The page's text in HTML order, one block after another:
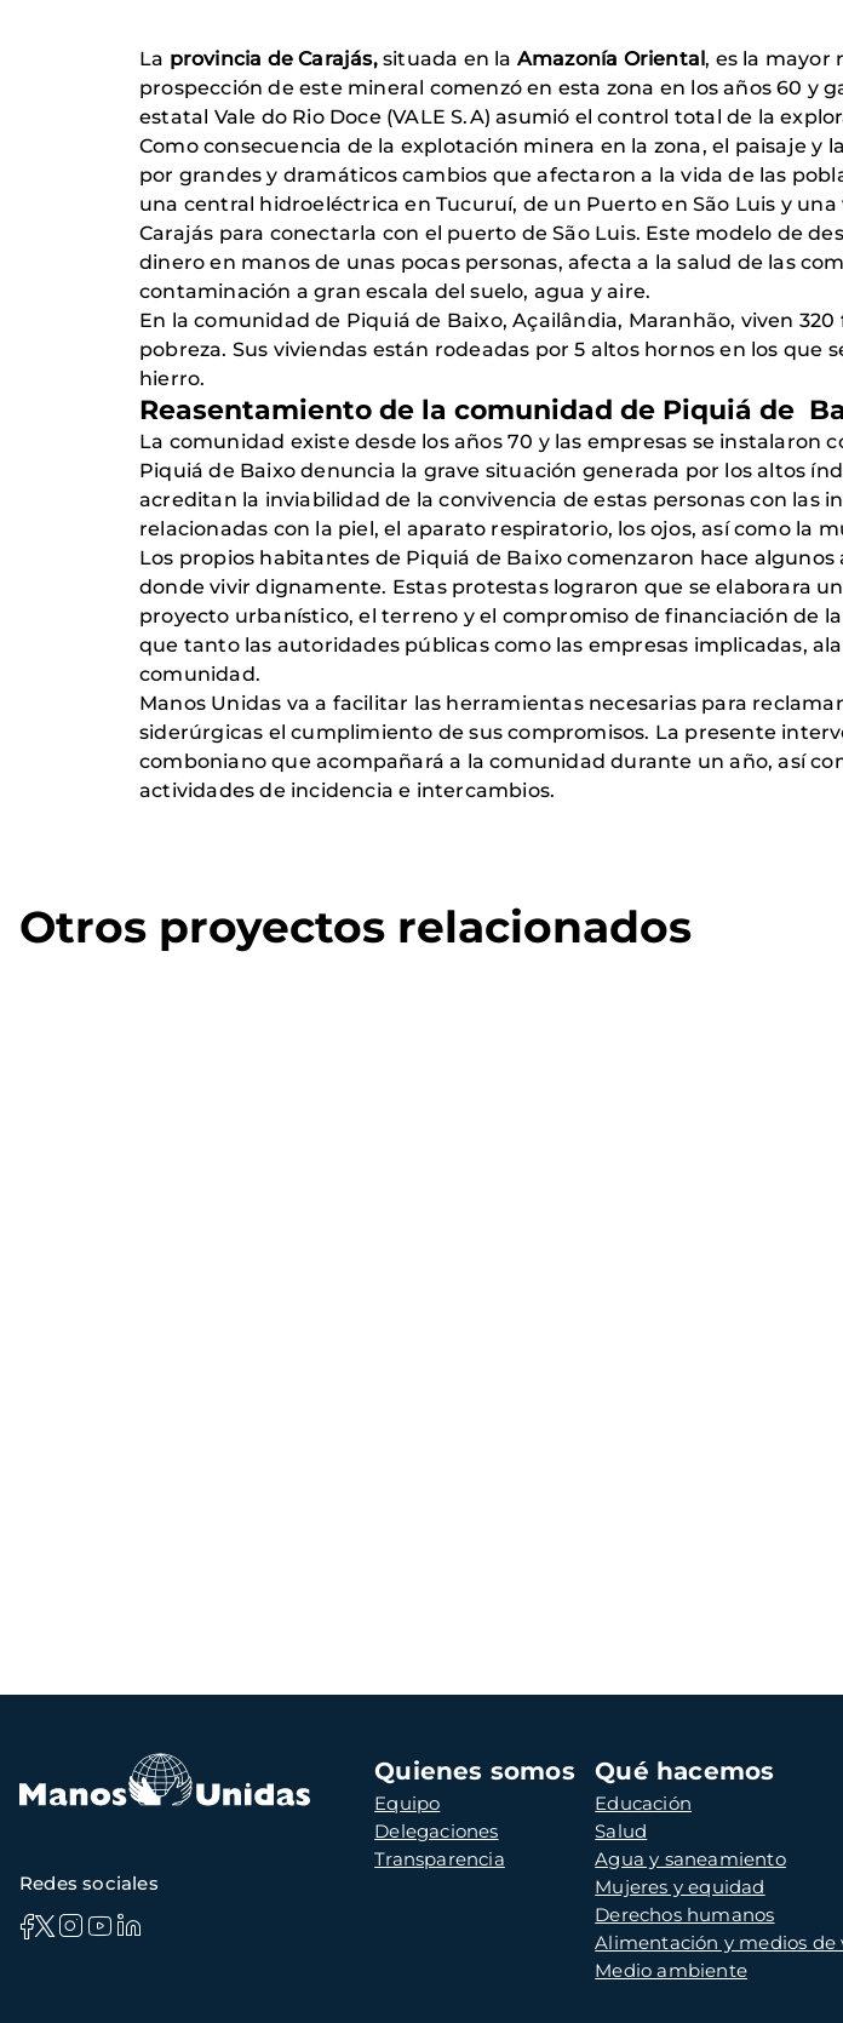
La provincia de Carajás,situada en la Amazonía Oriental, es la mayor
prospección de este mineral comenzó en esta zona en los años 60
estatal Vale do Rio Doce (VALE S.A) asumió el control total de la
Como consecuencia de la explotación minera en la zona, el paisaje
por grandes y dramáticos cambios que afectaron a la vida de las
una central hidroeléctrica en Tucuruí, de un Puerto en São Luis y
Carajás para conectarla con el puerto de São Luis. Este modelo de
dinero en manos de unas pocas personas, afecta a la salud de las
contaminación a gran escala del suelo, agua y aire.
En la comunidad de Piquiá de Baixo, Açailândia, Maranhão, viven
pobreza. Sus viviendas están rodeadas por 5 altos hornos en los
hierro.
Reasentamiento de la comunidad de Piquiá de
La comunidad existe desde los años 70 y las empresas se instalaron
Piquiá de Baixo denuncia la grave situación generada por los altos
acreditan la inviabilidad de la convivencia de estas personas con las
relacionadas con la piel, el aparato respiratorio, los ojos, así como la
Los propios habitantes de Piquiá de Baixo comenzaron hace
donde vivir dignamente. Estas protestas lograron que se elaborara un
proyecto urbanístico, el terreno y el compromiso de financiación de
que tanto las autoridades públicas como las empresas implicadas,
comunidad.
Manos Unidas va a facilitar las herramientas necesarias para
siderúrgicas el cumplimiento de sus compromisos. La presente
comboniano que acompañará a la comunidad durante un año, así
actividades de incidencia e intercambios.
Otros proyectos relacionados
Navegación
principal
Quienes somos
Equipo
Delegaciones
Transparencia
Qué hacemos
Educación
Salud
Agua y saneamiento
Mujeres y equidad
Derechos humanos
Alimentación y medios de
Medio ambiente
Redes sociales